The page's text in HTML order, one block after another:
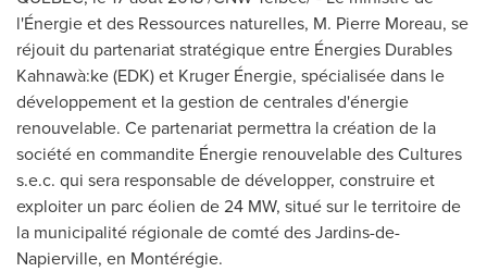
l'Énergie et des Ressources naturelles, M. Pierre Moreau, se
réjouit du partenariat stratégique entre Énergies Durables
Kahnawà:ke (EDK) et Kruger Énergie, spécialisée dans le
développement et la gestion de centrales d'énergie
renouvelable. Ce partenariat permettra la création de la
société en commandite Énergie renouvelable des Cultures
s.e.c. qui sera responsable de développer, construire et
exploiter un parc éolien de 24 MW, situé sur le territoire de
la municipalité régionale de comté des Jardins-de-
Napierville, en Montérégie.